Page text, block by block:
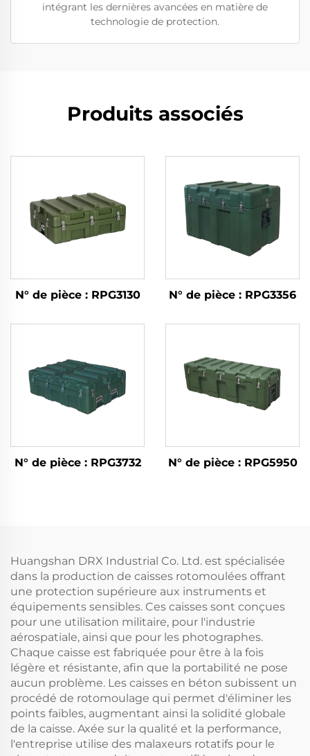
intégrant les dernières avancées en matière de
technologie de protection.
Produits associés
N° de pièce : RPG3130 N° de pièce : RPG3356
N° de pièce : RPG3732 N° de pièce : RPG5950
Huangshan DRX Industrial Co. Ltd. est spécialisée
dans la production de caisses rotomoulées offrant
une protection supérieure aux instruments et
équipements sensibles. Ces caisses sont conçues
pour une utilisation militaire, pour l'industrie
aérospatiale, ainsi que pour les photographes.
Chaque caisse est fabriquée pour être à la fois
légère et résistante, afin que la portabilité ne pose
aucun problème. Les caisses en béton subissent un
procédé de rotomoulage qui permet d'éliminer les
points faibles, augmentant ainsi la solidité globale
de la caisse. Axée sur la qualité et la performance,
l'entreprise utilise des malaxeurs rotatifs pour le